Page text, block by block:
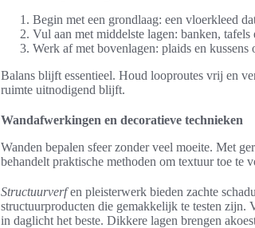
Begin met een grondlaag: een vloerkleed
Vul aan met middelste lagen: banken,
Werk af met bovenlagen: plaids en
Balans blijft essentieel. Houd looproutes vrij en
ruimte uitnodigend blijft.
Wandafwerkingen en decoratieve technieken
Wanden bepalen sfeer zonder veel moeite. Met
behandelt praktische methoden om textuur toe te
Structuurverfen pleisterwerk bieden zachte
structuurproducten die gemakkelijk te testen
in daglicht het beste. Dikkere lagen brengen